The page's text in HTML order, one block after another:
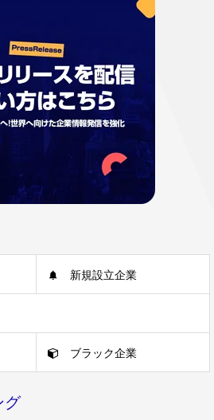
新規設立企業
ブラック企業
グ